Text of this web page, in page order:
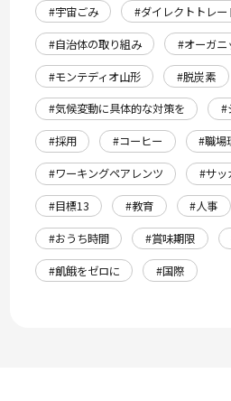
#宇宙ごみ
#ダイレクトトレー
#自治体の取り組み
#オーガニ
#モンテディオ山形
#脱炭素
#気候変動に具体的な対策を
#
#採用
#コーヒー #職場
#ワーキングペアレンツ
#サッ
#目標13
#教育 #人事
#おうち時間
#賞味期限
#飢餓をゼロに
#国際